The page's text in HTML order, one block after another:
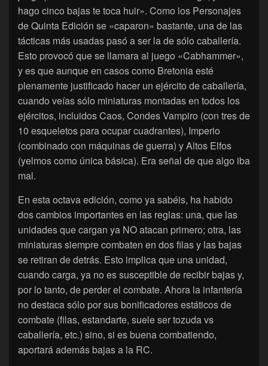
hago cinco bajas te toca huir». Como los Personajes
de Quinta Edición se «caparon» bastante, una de las
tácticas más usadas pasó a ser la de sólo caballería.
Esto provocó que se llamara al juego «Cabhammer»,
y es que aunque en casos como Bretonia esté
plenamente justificado hacer un ejército de caballería,
cuando veías sólo miniaturas montadas en todos los
ejércitos, incluidos Caos, Condes Vampiro (con tres de
10 esqueletos para ocupar cuadrantes), Imperio
(combinado con máquinas de guerra) y Altos Elfos
(yelmos como única básica). Era señal de que algo iba
mal.
En esta octava edición, como ya sabéis, ha habido
dos cambios importantes en las reglas: una, que las
unidades que cargan ya NO atacan primero; otra, las
miniaturas siempre combaten en dos filas y las bajas
se retiran de detrás. Esto implica que una unidad,
cuando carga, ya no es susceptible de recibir bajas y,
por lo tanto, de perder el combate. Ahora la infantería
no destaca sólo por sus bonificadores estáticos de
combate (filas, estandarte, suele ser tozuda vs
caballería, etc.) sino, si es buena combatiendo,
aportará además bajas a la RC.